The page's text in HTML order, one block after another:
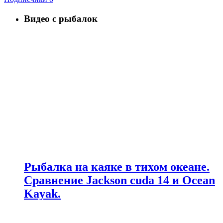
Видео с рыбалок
Рыбалка на каяке в тихом океане.
Сравнение Jackson cuda 14 и Ocean
Kayak.